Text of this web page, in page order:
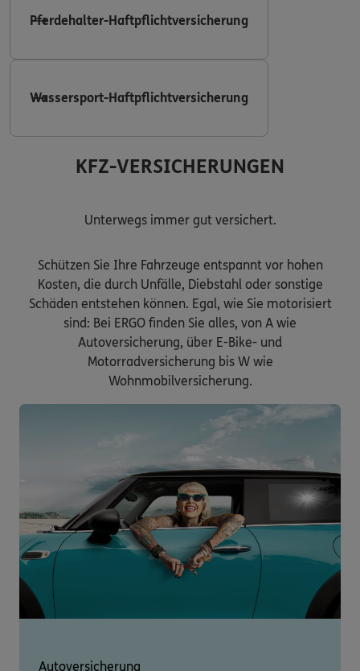
Pferdehalter-Haftpflichtversicherung
Wassersport-Haftpflichtversicherung
KFZ-VERSICHERUNGEN
Unterwegs immer gut versichert.
Schützen Sie Ihre Fahrzeuge entspannt vor hohen
Kosten, die durch Unfälle, Diebstahl oder sonstige
Schäden entstehen können. Egal, wie Sie motorisiert
sind: Bei ERGO finden Sie alles, von A wie
Autoversicherung, über E-Bike- und
Motorradversicherung bis W wie
Wohnmobilversicherung.
Autoversicherung